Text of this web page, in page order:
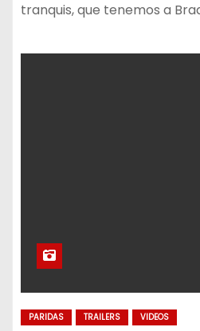
tranquis, que tenemos a
PARIDAS TRAILERS VIDEOS